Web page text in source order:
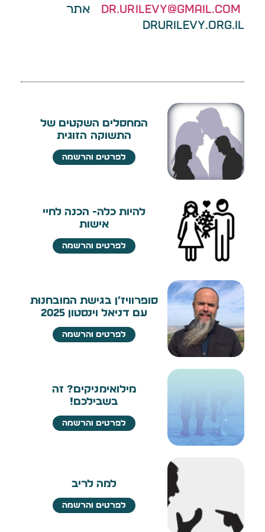
Dr.urilevy@gmail.com
אתר
Drurilevy.org.il
המחסלים השקטים של
התשוקה הזוגית
לפרטים והרשמה
להיות כלה- הכנה לחיי
אישות
לפרטים והרשמה
סופרוויז׳ן בגישת המוּבחנוּת
עם דניאל וינסטון 2025
לפרטים והרשמה
מילואימניקים? זה
בשבילכם!
לפרטים והרשמה
למה לריב
לפרטים והרשמה